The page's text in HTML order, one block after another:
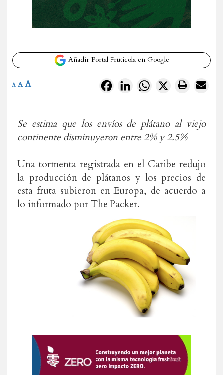
Añadir Portal Frutícola en Google
FacebookLinkedInWhatsApp
X
A A A
Se estima que los envíos de plátano al viejo
continente disminuyeron entre 2% y 2.5%
Una tormenta registrada en el Caribe redujo
la producción de plátanos y los precios de
esta fruta subieron en Europa, de acuerdo a
lo informado por The Packer.